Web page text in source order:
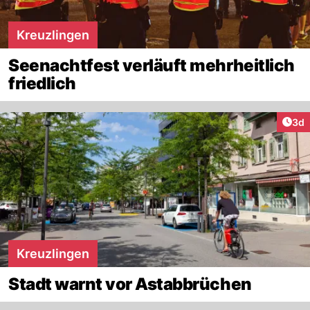
Kreuzlingen
Seenachtfest verläuft mehrheitlich
friedlich
3d
Kreuzlingen
Stadt warnt vor Astabbrüchen